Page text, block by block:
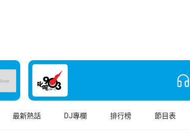
最新熱話 DJ專欄 排行榜 節目表